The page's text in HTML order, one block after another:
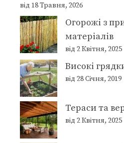
від 18 Травня, 2026
Огорожі з
матеріалів
від 2 Квітня, 2025
Високі
від 28 Січня, 2019
Тераси та
від 2 Квітня, 2025